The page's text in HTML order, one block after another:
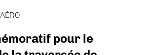
pour le